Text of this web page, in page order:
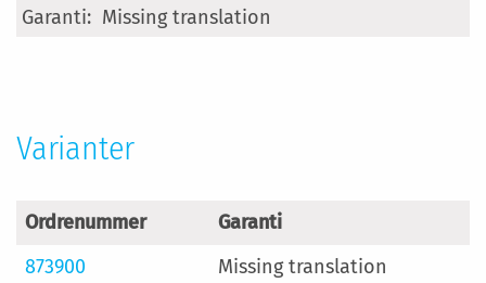
SpecifikationerMissing translation
Varianter
Ordrenummer
Garanti
873900
Missing translation